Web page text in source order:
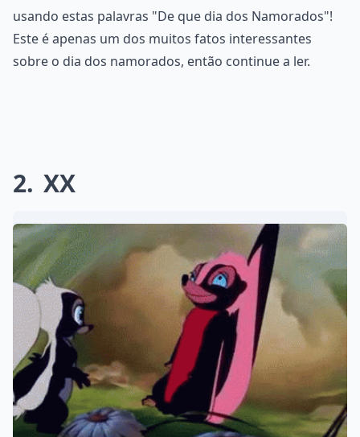
usando estas palavras "De que dia dos Namorados"!
Este é apenas um dos muitos fatos interessantes
sobre o dia dos namorados, então continue a ler.
2 XX